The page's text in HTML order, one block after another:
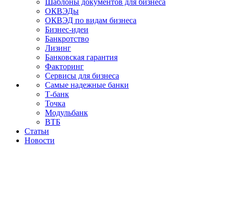
Шаблоны документов для бизнеса
ОКВЭДы
ОКВЭД по видам бизнеса
Бизнес-идеи
Банкротство
Лизинг
Банковская гарантия
Факторинг
Сервисы для бизнеса
Самые надежные банки
Т-банк
Точка
Модульбанк
ВТБ
Статьи
Новости